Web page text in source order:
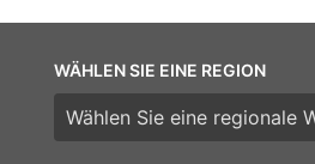
WÄHLEN SIE EINE REGION
Wählen Sie eine Region